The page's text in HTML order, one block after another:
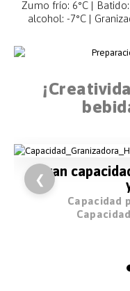
Zumo frío: 6°C |
alcohol: -7°C |
❮
Gran
Capacidad